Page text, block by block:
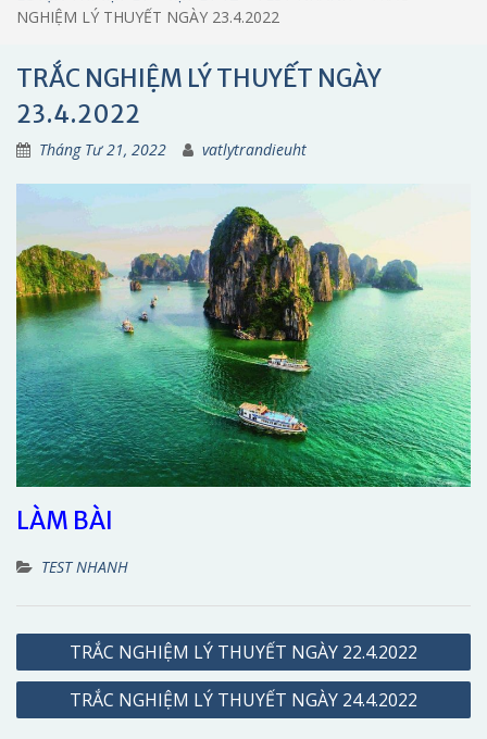
NGHIỆM LÝ THUYẾT NGÀY 23.4.2022
TRẮC NGHIỆM LÝ THUYẾT NGÀY
23.4.2022
Tháng Tư 21, 2022 vatlytrandieuht
LÀM BÀI
TEST NHANH
Điều
hướng
TRẮC NGHIỆM LÝ THUYẾT NGÀY 22.4.2022
TRẮC NGHIỆM LÝ THUYẾT NGÀY 24.4.2022